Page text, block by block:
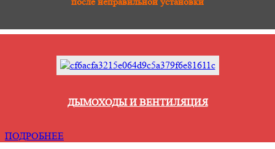
ДЫМОХОДЫ И ВЕНТИЛЯЦИЯ
ПОДРОБНЕЕ